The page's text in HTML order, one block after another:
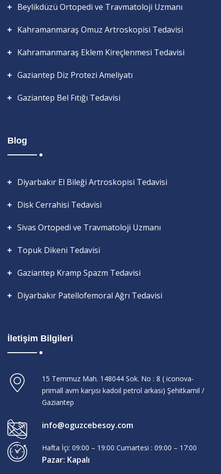
Beylikdüzü Ortopedi ve Travmatoloji Uzmanı
Kahramanmaraş Omuz Artroskopisi Tedavisi
Kahramanmaraş Eklem Kireçlenmesi Tedavisi
Gaziantep Diz Protezi Ameliyatı
Gaziantep Bel Fıtığı Tedavisi
Blog
Diyarbakır El Bileği Artroskopisi Tedavisi
Disk Cerrahisi Tedavisi
Sivas Ortopedi ve Travmatoloji Uzmanı
Topuk Dikeni Tedavisi
Gaziantep Kramp Spazm Tedavisi
Diyarbakır Patellofemoral Ağrı Tedavisi
İletişim Bilgileri
15 Temmuz Mah. 148044 Sok. No : 8 ( iconova-
primall avm karşısı kadoil petrol arkası) Şehitkamil /
Gaziantep
info@oguzcebesoy.com
Hafta İçi: 09:00 – 19:00 Cumartesi : 09:00 – 17:00
Pazar: Kapalı